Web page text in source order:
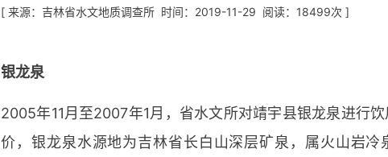
[ 来源：吉林省水文地质调查所 时间：2019-11-29 阅读：18499次 ]
银龙泉
2005年11月至2007年1月，省水文所对靖宇县银龙泉进行
价，银龙泉水源地为吉林省长白山深层矿泉，属火山岩冷